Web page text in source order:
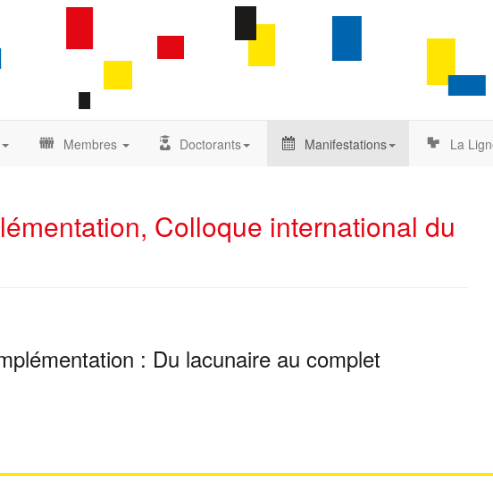
Membres Doctorants Manifestations La
Colloque international du
: Du lacunaire au complet